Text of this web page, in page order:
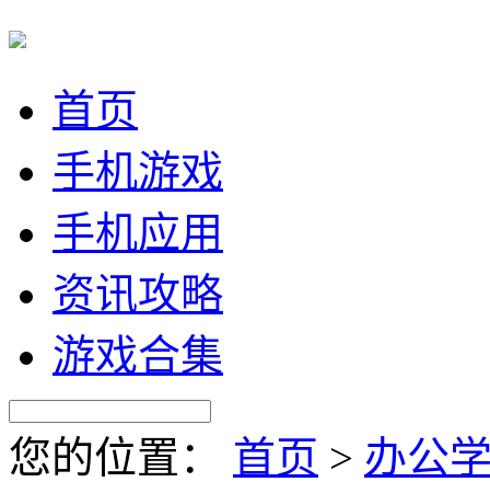
首页
手机游戏
手机应用
资讯攻略
游戏合集
您的位置： 首页 > 办公